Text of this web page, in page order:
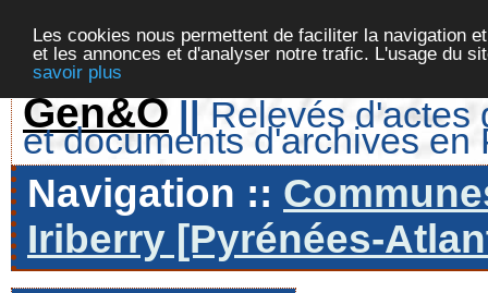
Les cookies nous permettent de faciliter la navigation
et les annonces et d'analyser notre trafic. L'usage du
savoir plus
Gen&O || Relevés d'actes
et documents d'archives en
Navigation ::
Iriberry [Pyrénées-